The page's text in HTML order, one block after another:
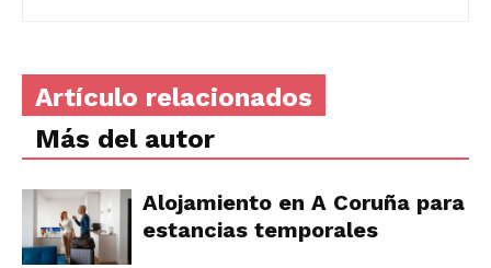
Artículo relacionados
Más del autor
Alojamiento en A Coruña para
estancias temporales